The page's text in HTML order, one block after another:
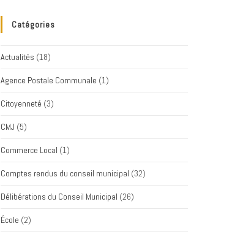
Catégories
Actualités (18)
Agence Postale Communale (1)
Citoyenneté (3)
CMJ (5)
Commerce Local (1)
Comptes rendus du conseil municipal (32)
Délibérations du Conseil Municipal (26)
École (2)